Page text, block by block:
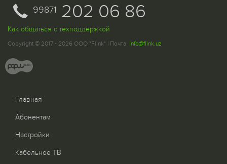
99871 202 06 86
Как общаться с техподдержкой
Copyright © 2017 - 2026 ООО "Flink" | Почта: info@flink.uz
Главная
Абонентам
Настройки
Кабельное ТВ